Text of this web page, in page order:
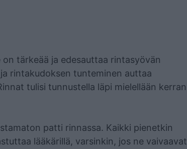
tärkeää ja edesauttaa rintasyövän
rintakudoksen tunteminen auttaa
tulisi tunnustella läpi mielellään kerran
patti rinnassa. Kaikki pienetkin
lääkärillä, varsinkin, jos ne vaivaavat